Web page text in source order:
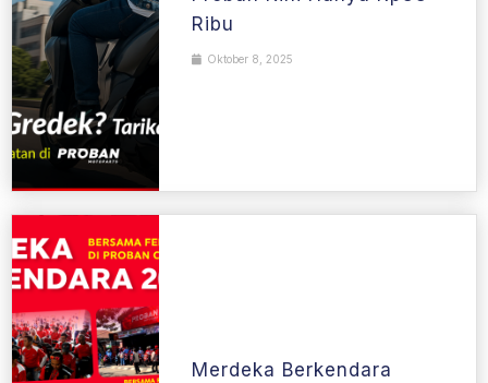
Ribu
Oktober 8, 2025
Merdeka Berkendara